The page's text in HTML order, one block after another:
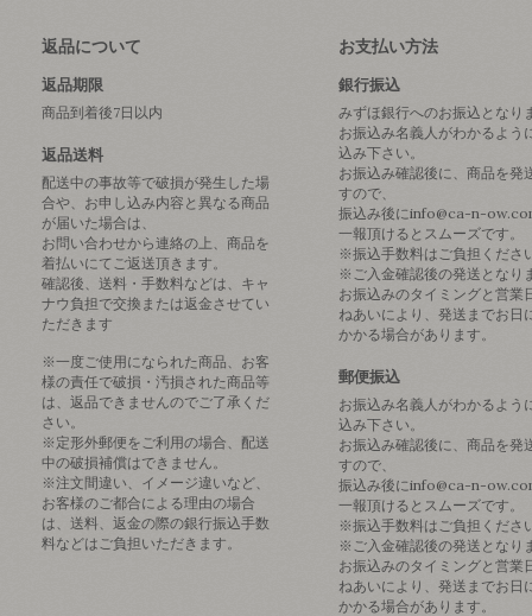
返品について
返品期限
商品到着後7日以内
返品送料
配送中の事故等で破損が発生した場
合や、お申し込み内容と異なる商品
が届いた場合は、
お問い合わせから連絡の上、商品を
着払いにてご返送頂きます。
確認後、送料・手数料などは、キャ
ナウ負担で交換または返金させてい
ただきます
※一度ご使用になられた商品、お客
様の責任で破損・汚損された商品等
は、返品できませんのでご了承くだ
さい。
※定形外郵便をご利用の場合、配送
中の破損補償はできません。
※注文間違い、イメージ違いなど、
お客様のご都合による理由の場合
は、送料、返金の際の銀行振込手数
料などはご負担いただきます。
お支払い方法
銀行振込
みずほ銀行へのお振込となり
お振込み名義人がわかるよう
込み下さい。
お振込み確認後に、商品を発
すので、
振込み後にinfo@ca-n-
一報頂けるとスムーズです。
※振込手数料はご負担くださ
※ご入金確認後の発送となり
お振込みのタイミングと営業
ねあいにより、発送までお日
かかる場合があります。
郵便振込
お振込み名義人がわかるよう
込み下さい。
お振込み確認後に、商品を発
すので、
振込み後にinfo@ca-n-
一報頂けるとスムーズです。
※振込手数料はご負担くださ
※ご入金確認後の発送となり
お振込みのタイミングと営業
ねあいにより、発送までお日
かかる場合があります。